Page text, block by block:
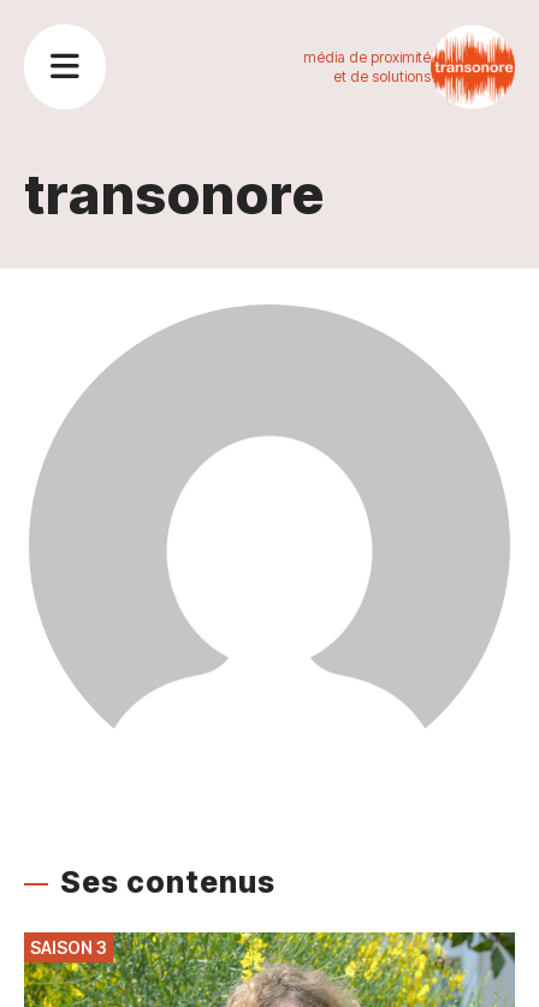
média de proximité
et de solutions
transonore
Ses contenus
SAISON 3